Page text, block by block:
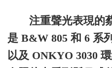
注重聲光表現的
是 B&W 805 和 6 系
以及 ONKYO 3030